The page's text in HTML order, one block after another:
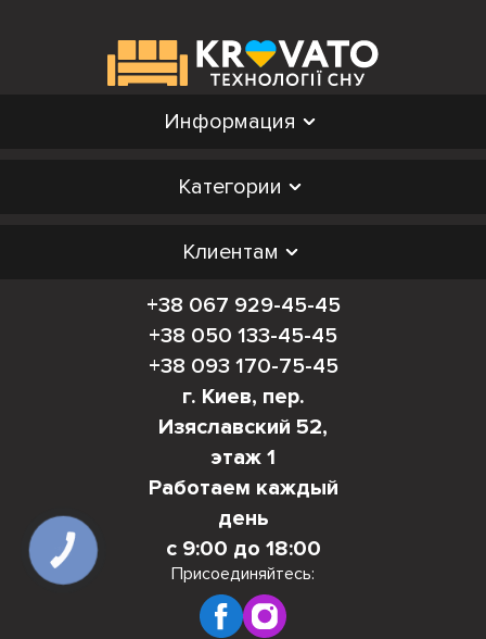
Информация
Категории
Клиентам
+38 067 929-45-45
+38 050 133-45-45
+38 093 170-75-45
г. Киев, пер.
Изяславский 52,
этаж 1
Работаем каждый
день
с 9:00 до 18:00
Присоединяйтесь:
КНОПКА
СВЯЗИ